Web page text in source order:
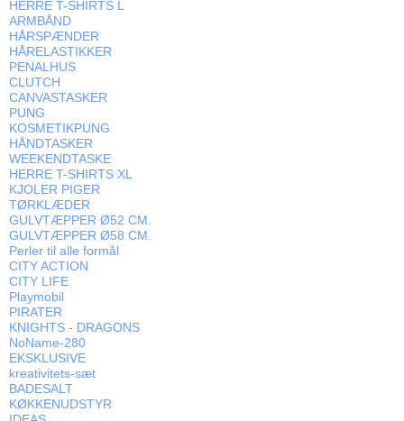
HERRE T-SHIRTS L
ARMBÅND
HÅRSPÆNDER
HÅRELASTIKKER
PENALHUS
CLUTCH
CANVASTASKER
PUNG
KOSMETIKPUNG
HÅNDTASKER
WEEKENDTASKE
HERRE T-SHIRTS XL
KJOLER PIGER
TØRKLÆDER
GULVTÆPPER Ø52 CM.
GULVTÆPPER Ø58 CM.
Perler til alle formål
CITY ACTION
CITY LIFE
Playmobil
PIRATER
KNIGHTS - DRAGONS
NoName-280
EKSKLUSIVE
kreativitets-sæt
BADESALT
KØKKENUDSTYR